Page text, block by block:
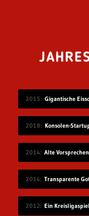
2015 Gigantische
2018 Konsolen-
2014 Alte
2014 Transparente
2012